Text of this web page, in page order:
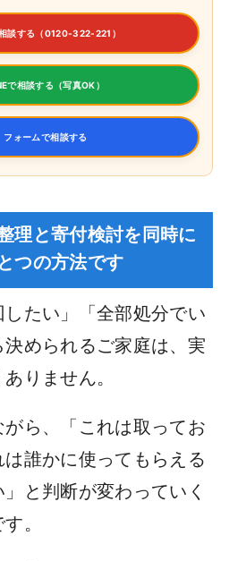
談する（0120-322-221）
で相談する（写真OK）
フォームで相談する
理と寄付検討を同時に
つの方法です
したい」「全部処分でい
められるご家庭は、実
りません。
がら、「これは取ってお
は誰かに使ってもらえる
と判断が変わっていく
。